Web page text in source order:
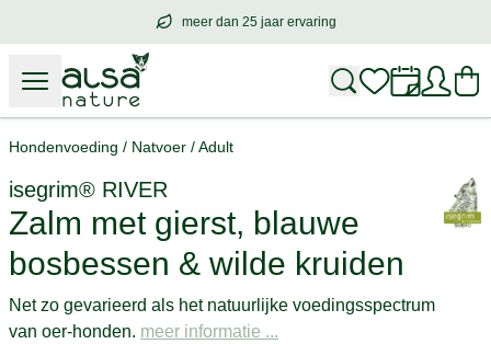
meer dan 25 jaar ervaring
meer dan25 jaar ervaring
Hondenvoeding / Natvoer /Adult
isegrim® RIVER
Zalm met gierst, blauwe
bosbessen & wilde kruiden
Net zo gevarieerd als het natuurlijke voedingsspectrum
van oer-honden. meer informatie ...